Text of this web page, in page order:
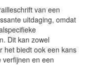
van een
uitdaging, omdat
Dit kan zowel
het biedt ook een kans
en een